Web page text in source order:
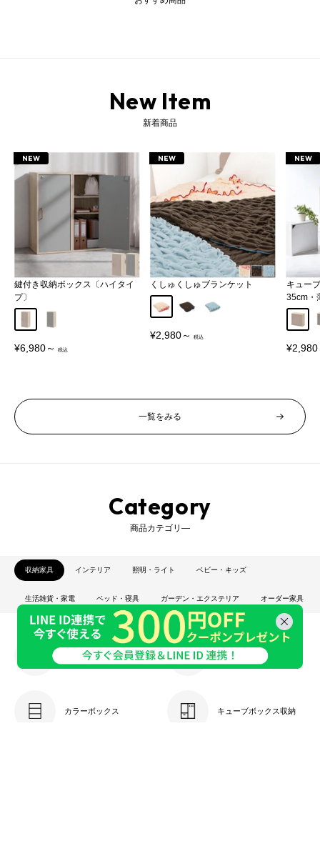
パジャマ パジャマセット レディースパジャマ メンズパジャマ ガーゼパジャマ 綿パジャマ ルームウェア ルームウェアセット ナイトウェア ナイトウェアセット リラックスウェア ウェア ウェアセット 部屋着 館内着 旅館着 室内着 寝間着 寝巻 寝巻き 半袖 トップス 半ズボン ハーフパンツ ハーフ丈 ボトムス ウエストゴム 襟なし 襟無し スタンドカラー ボタン ポケット付き 天然繊維 綿 コットン 100% 薄手 ガーゼ 3重ガーゼ トリプルガーゼ 保温 通気 涼しい 吸湿性 速乾性 敏感肌 さらさら 軽い 軽量 ふんわり 体型カバー 前開き 前あき ポケット ボタン付き 洗える 洗濯可能 ウォッシャブル ゆったり ゆるい メンズ レディース 紳士服 婦人服 おやすみタイム くつろぎタイム お家時間 休日 入院準備 室内 屋外 外出 散歩 ロングシーズン 春 夏 秋 贈り物 プレゼント ギフト 誕生日プレゼント 父の日 母の日 敬老の日 お父さん お母さん 兄 姉 弟 妹 おじいちゃん おばあちゃん 祖父 祖母 孫 年配 高齢者 10代 20代 30代 40代 50代 60代 70代 80代 無地 アイボリー ライトグレー チャコール ネイビー 白 生成り 灰色 紺色 青色 ブルー おしゃれ オシャレ お洒落 シンプル ナチュラル ベーシック 素朴 かわいい 可愛い
New Item
新着商品
NEW
鍵付き収納ボックス〔ハイタイ
プ〕
販
¥6,980～
NEW
くしゅくしゅブランケット
アイボリーブラウン
ブルー
販
¥2,980～
NEW
キュー
35cm・
販
¥2,980
一覧をみる
Category
商品カテゴリ―
収納家具 インテリア 照明・ライト ベビー・キッズ
生活雑貨・家電 ベッド・寝具 ガーデン・エクステリア オーダー家具
キッチン収納 本棚・ラック
カラーボックス キューブボックス収納